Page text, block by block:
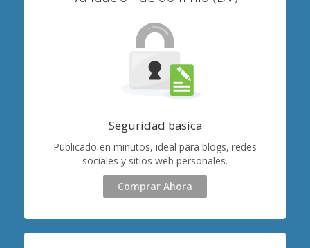
Seguridad basica
Publicado en minutos, ideal para blogs, redes
sociales y sitios web personales.
Comprar Ahora